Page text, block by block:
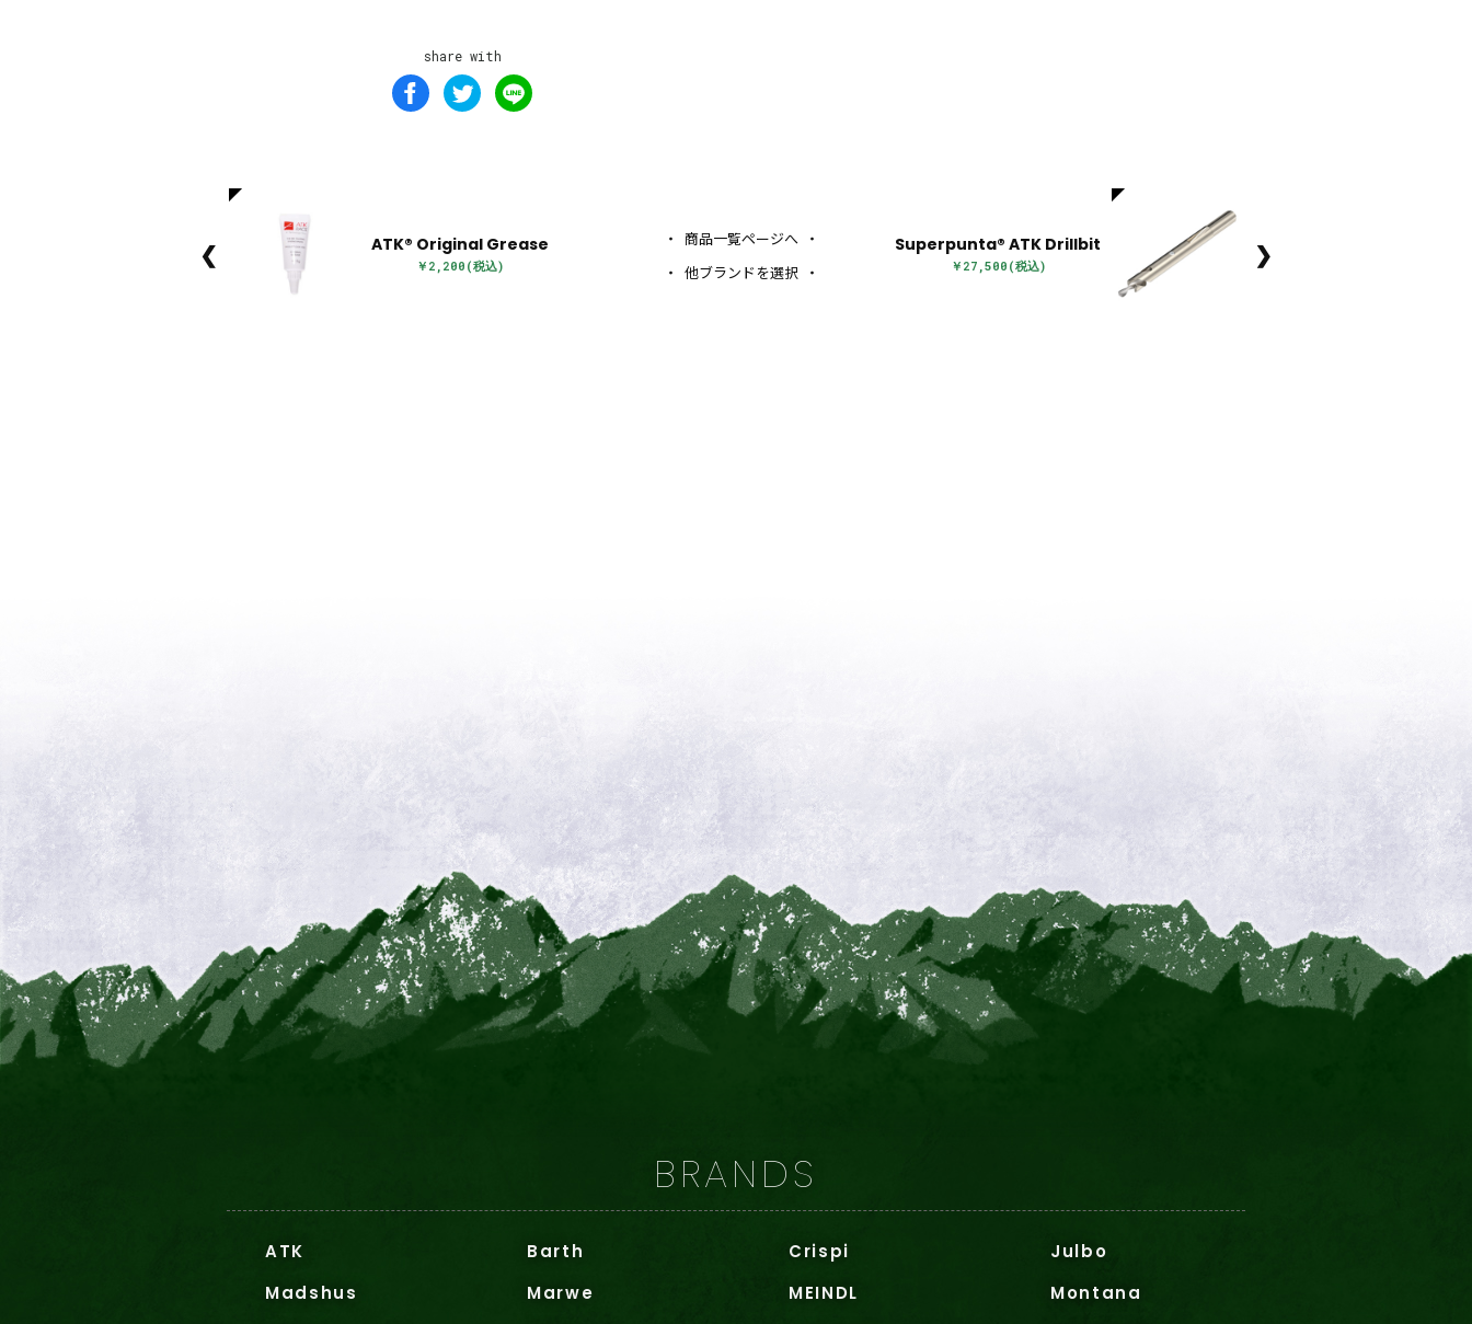
share with
Superpunta® ATK Drillbit
￥27,500(税込) ❯
❮ ATK® Original Grease
￥2,200(税込)
商品一覧ページへ
他ブランドを選択
BRANDS
ATK Barth Crispi
Julbo
Madshus
Marwe MEINDL
Montana